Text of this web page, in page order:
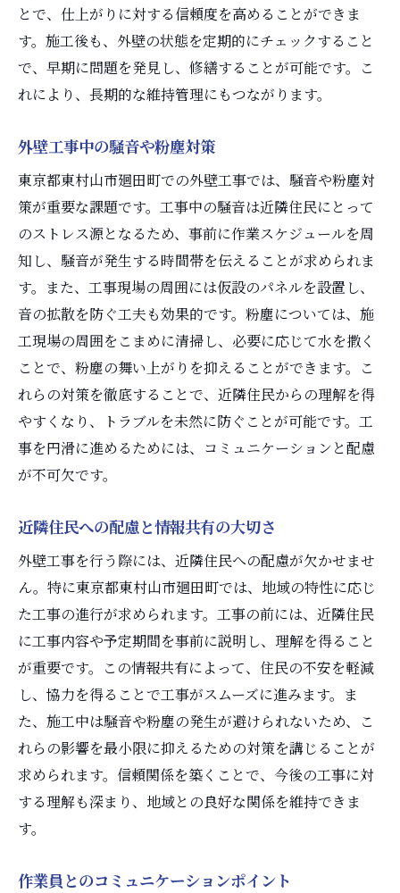
とで、仕上がりに対する信頼度を高めることができま
す。施工後も、外壁の状態を定期的にチェックすること
で、早期に問題を発見し、修繕することが可能です。こ
れにより、長期的な維持管理にもつながります。
外壁工事中の騒音や粉塵対策
東京都東村山市廻田町での外壁工事では、騒音や粉塵対
策が重要な課題です。工事中の騒音は近隣住民にとって
のストレス源となるため、事前に作業スケジュールを周
知し、騒音が発生する時間帯を伝えることが求められま
す。また、工事現場の周囲には仮設のパネルを設置し、
音の拡散を防ぐ工夫も効果的です。粉塵については、施
工現場の周囲をこまめに清掃し、必要に応じて水を撒く
ことで、粉塵の舞い上がりを抑えることができます。こ
れらの対策を徹底することで、近隣住民からの理解を得
やすくなり、トラブルを未然に防ぐことが可能です。工
事を円滑に進めるためには、コミュニケーションと配慮
が不可欠です。
近隣住民への配慮と情報共有の大切さ
外壁工事を行う際には、近隣住民への配慮が欠かせませ
ん。特に東京都東村山市廻田町では、地域の特性に応じ
た工事の進行が求められます。工事の前には、近隣住民
に工事内容や予定期間を事前に説明し、理解を得ること
が重要です。この情報共有によって、住民の不安を軽減
し、協力を得ることで工事がスムーズに進みます。ま
た、施工中は騒音や粉塵の発生が避けられないため、こ
れらの影響を最小限に抑えるための対策を講じることが
求められます。信頼関係を築くことで、今後の工事に対
する理解も深まり、地域との良好な関係を維持できま
す。
作業員とのコミュニケーションポイント